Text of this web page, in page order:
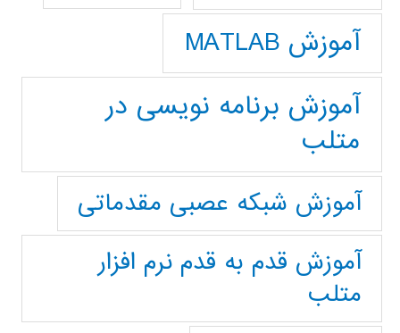
آموزش MATLAB
آموزش برنامه نویسی در
متلب
آموزش شبکه عصبی مقدماتی
آموزش قدم به قدم نرم افزار
متلب